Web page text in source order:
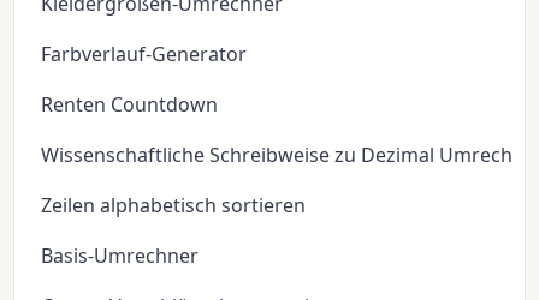
Farbverlauf-Generator
Renten Countdown
Wissenschaftliche Schreibweise zu Dezimal
Zeilen alphabetisch sortieren
Basis-Umrechner